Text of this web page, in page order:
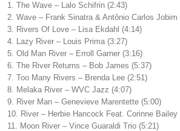
1. The Wave – Lalo Schifrin (2:43)
2. Wave – Frank Sinatra & Antônio Carlos Jobim
3. Rivers Of Love – Lisa Ekdahl (4:14)
4. Lazy River – Louis Prima (3:27)
5. Old Man River – Erroll Garner (3:16)
6. The River Returns – Bob James (5:37)
7. Too Many Rivers – Brenda Lee (2:51)
8. Melaka River – WVC Jazz (4:07)
9. River Man – Genevieve Marentette (5:00)
10. River – Herbie Hancock Feat. Corinne Bailey
11. Moon River – Vince Guaraldi Trio (5:21)